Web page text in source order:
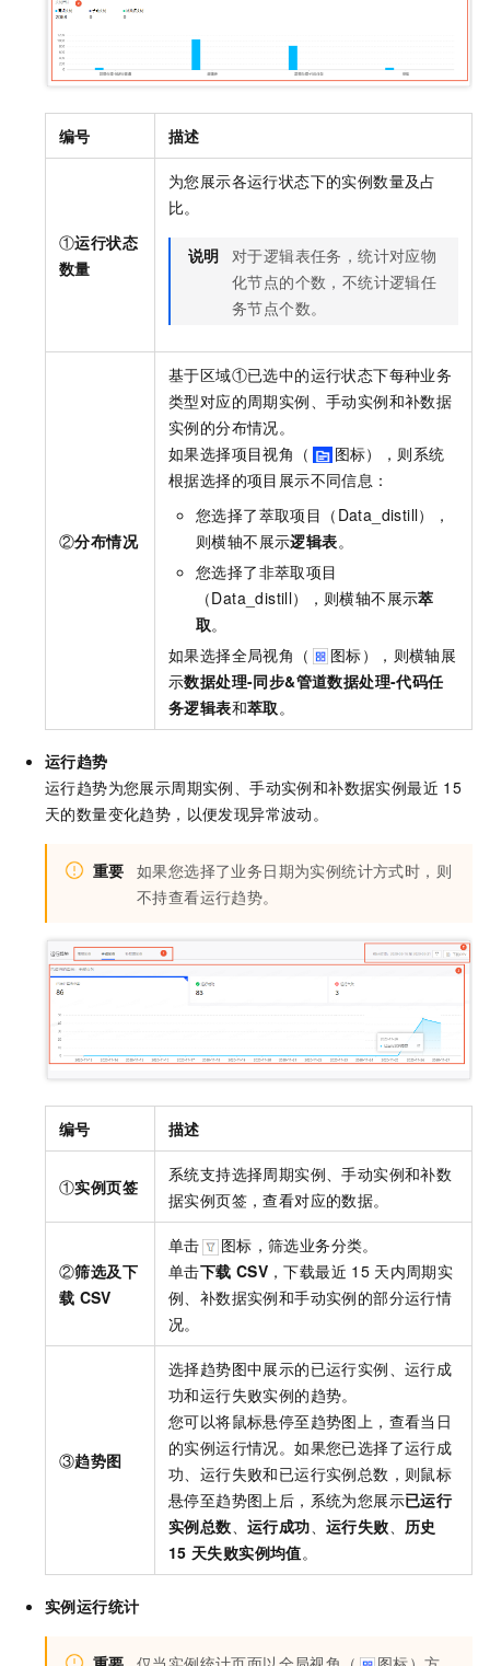
编号 描述
①运行状态
数量
为您展示各运行状态下的实例数量及占
比。
说明
对于逻辑表任务，统计对应物
化节点的个数，不统计逻辑任
务节点个数。
②分布情况
基于区域①已选中的运行状态下每种业务
类型对应的周期实例、手动实例和补数据
实例的分布情况。
如果选择项目视角（
图标），则系统
根据选择的项目展示不同信息：
您选择了萃取项目（Data_distill），
则横轴不展示逻辑表。
您选择了非萃取项目
（Data_distill），则横轴不展示萃
取。
如果选择全局视角（
图标），则横轴展
示数据处理-同步&管道数据处理-代码任
务逻辑表和萃取 。
运行趋势
运行趋势为您展示周期实例、手动实例和补数据实例最近 15
天的数量变化趋势，以便发现异常波动。
重要 如果您选择了业务日期为实例统计方式时，则
不持查看运行趋势。
编号 描述
①实例页签
系统支持选择周期实例、手动实例和补数
据实例页签，查看对应的数据。
②筛选及下
载 CSV
单击
图标，筛选业务分类。
单击下载 CSV ，下载最近 15 天内周期实
例、补数据实例和手动实例的部分运行情
况。
③趋势图
选择趋势图中展示的已运行实例、运行成
功和运行失败实例的趋势。
您可以将鼠标悬停至趋势图上，查看当日
的实例运行情况。如果您已选择了运行成
功、运行失败和已运行实例总数，则鼠标
悬停至趋势图上后，系统为您展示已运行
实例总数 、运行成功 、运行失败
历史
15 天失败实例均值。
实例运行统计